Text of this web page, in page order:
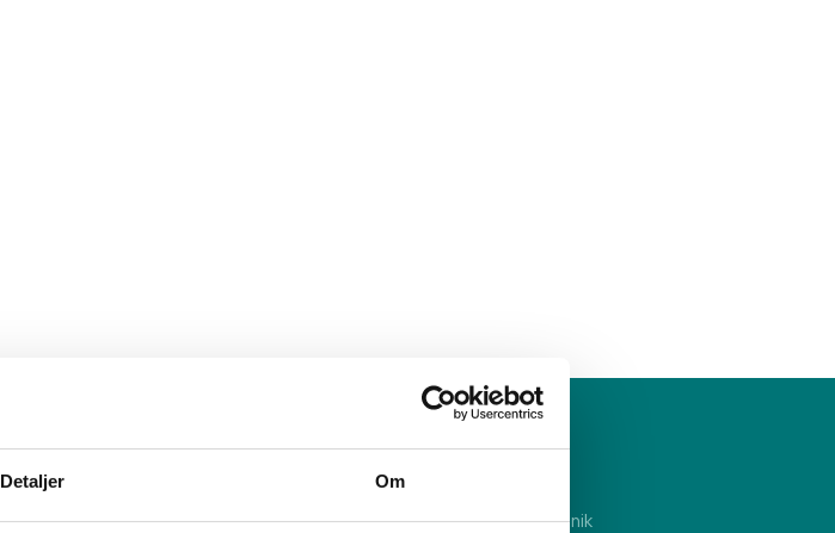
Detaljer Om
Sælg os din enhed
Sådan sælger du
Reparation
Reparation af elektronik